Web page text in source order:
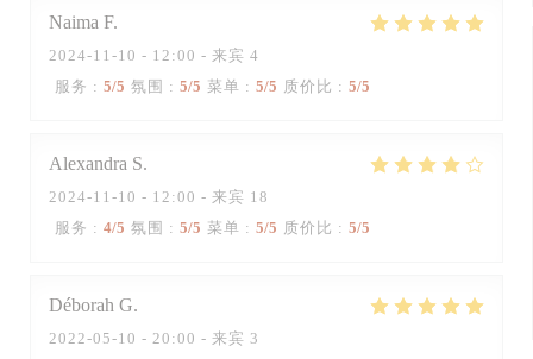
Naima F
2024-11-10 - 12:00 - 来宾 4
服务 : 5/5 氛围 : 5/5 菜单 : 5/5 质价比 : 5/5
Alexandra S
2024-11-10 - 12:00 - 来宾 18
服务 : 4/5 氛围 : 5/5 菜单 : 5/5 质价比 : 5/5
Déborah G
2022-05-10 - 20:00 - 来宾 3